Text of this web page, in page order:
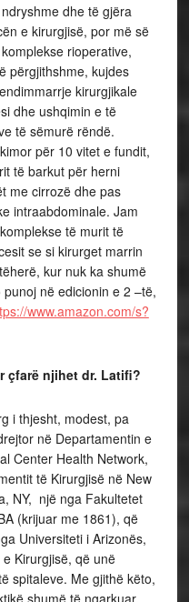
dhe të gjëra
e kirurgjisë, por më së
rioperative,
përgjithshme, kujdes
kirurgjikale
dhe ushqimin e të
të sëmurë rëndë.
për 10 vitet e fundit,
të barkut për herni
me cirrozë dhe pas
intraabdominale. Jam
të murit të
se si kirurget marrin
kur nuk ka shumë
në edicionin e 2 –të,
www.amazon.com/s?
çfarë njihet dr. Latifi?
i thjesht, modest, pa
në Departamentin e
Center Health Network,
të Kirurgjisë në New
NY, një nga Fakultetet
(krijuar me 1861), që
Universiteti i Arizonës,
Kirurgjisë, që unë
spitaleve. Me gjithë këto,
shumë të ngarkuar,